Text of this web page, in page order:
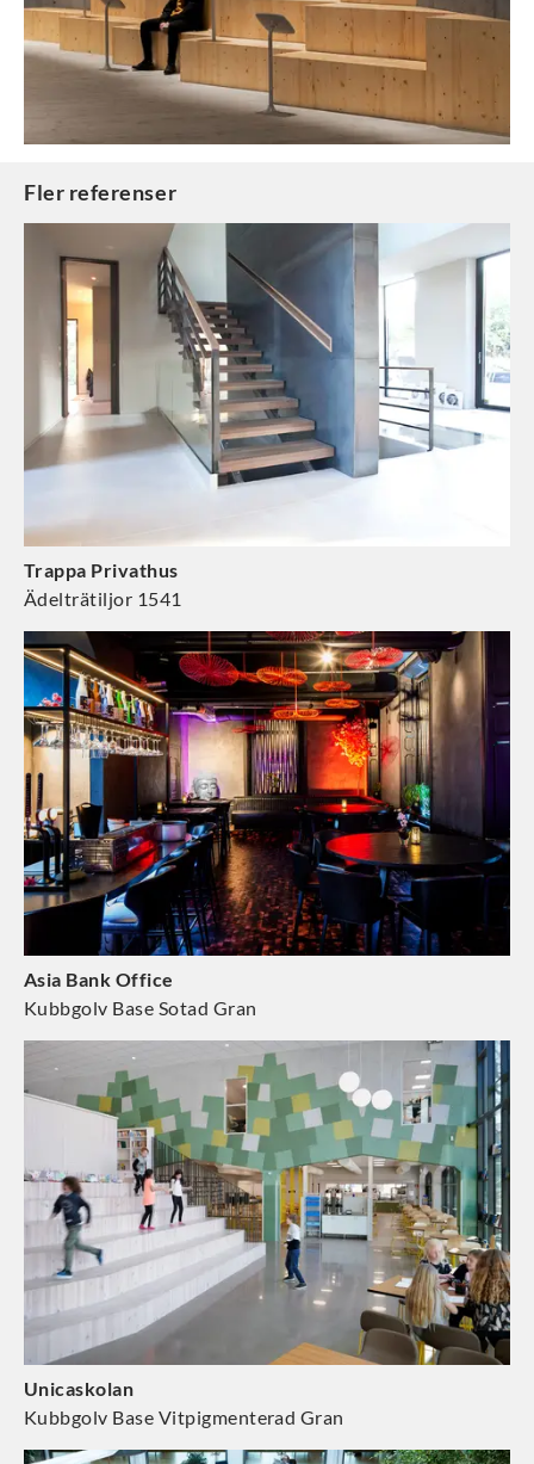
Fler referenser
Trappa Privathus
Ädelträtiljor 1541
Asia Bank Office
Kubbgolv Base Sotad Gran
Unicaskolan
Kubbgolv Base Vitpigmenterad Gran